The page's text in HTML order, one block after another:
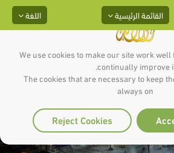
We use cookies to make our site work
continually improve
The cookies that are necessary to keep
always on
Reject Cookies
اللغة القائمة الرئيسية
الوحى